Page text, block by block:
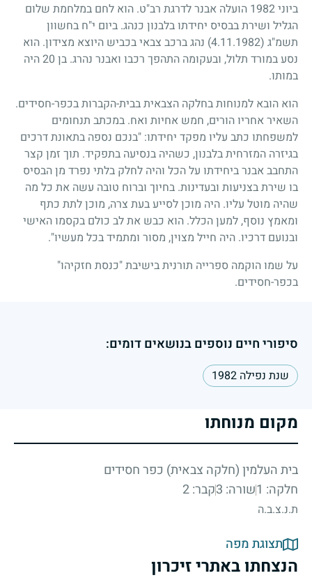
ביוני1982 הועלה אבנר לדרגת רב"ט. הוא לחם במלחמת שלום
הגליל ושירת בבסיס יחידתו בלבנון כנהג. ביום י"ח בחשוון
תשמ"ג (4.11.1982)
נהג ברכב צבאי בכביש היוצא מצידון. הוא
נסע במורד תלול, ובעקומה התהפך רכבו ואבנר נהרג. בן 20היה
במותו.
הוא הובא למנוחות בחלקה הצבאית בבית-הקברות בכפר-חסידים.
השאיר אחריו הורים, חמש אחיות ואח. במכתב תנחומים
למשפחתו כתב עליו מפקד יחידתו: "בנכם נספה בתאונת דרכים
בגיזרה המזרחית בלבנון, כשהיה בנסיעה בתפקיד. תוך זמן קצר
התחבב אבנר ביחידתו על הכל והיה לחלק בלתי נפרד מן הבסיס
בו שירת בצניעות ובעדינות. בחיוך וברוח טובה עשה את כל מה
שהיה מוטל עליו. היה מוכן לסייע בעת צרה, מוכן לתת כתף
ומאמץ נוסף, למען הכלל. הוא כבש את לב כולם בקסמו האישי
ובנועם דרכיו. היה חייל מצוין, מסור ומתמיד בכל מעשיו".
על שמו הוקמה ספרייה תורנית בישיבת "כנסת חזקיהו"
בכפר-חסידים.
סיפורי חיים נוספים בנושאים דומים:
שנת נפילה 1982
מקום מנוחתו
בית העלמין (חלקה צבאית) כפר חסידים
חלקה: 1
שורה: 3 קבר: 2
ת.נ.צ.ב.ה
תצוגת מפה
הנצחתו באתרי זיכרון